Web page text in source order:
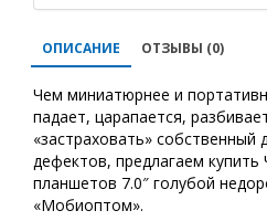
ОПИСАНИЕ ОТЗЫВЫ (0)
Чем миниатюрнее и
падает, царапается,
«застраховать» собственный
дефектов, предлагаем купить
планшетов 7.0″ голубой
«Мобиоптом».